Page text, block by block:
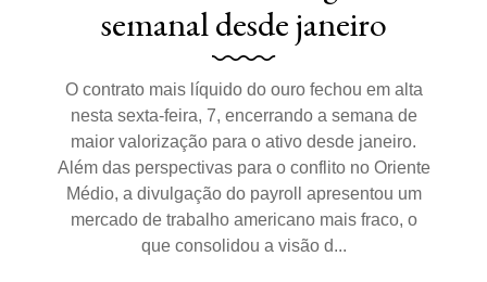
semanal desde janeiro
O contrato mais líquido do ouro fechou em alta
nesta sexta-feira, 7, encerrando a semana de
maior valorização para o ativo desde janeiro.
Além das perspectivas para o conflito no Oriente
Médio, a divulgação do payroll apresentou um
mercado de trabalho americano mais fraco, o
que consolidou a visão d...